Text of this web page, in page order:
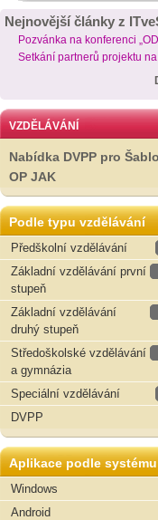
Nejnovější články z
Pozvánka na konferenci
Setkání partnerů projektu
VZDĚLÁVÁNÍ
Nabídka DVPP pro
OP JAK
Podle typu vzdělávání
Předškolní vzdělávání
Základní vzdělávání první
stupeň
Základní vzdělávání
druhý stupeň
Středoškolské vzdělávání
a gymnázia
Speciální vzdělávání
DVPP
Aplikace podle systému
Windows
Android